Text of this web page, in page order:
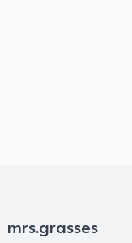
mrs.grasses